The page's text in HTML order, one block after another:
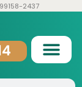
2437